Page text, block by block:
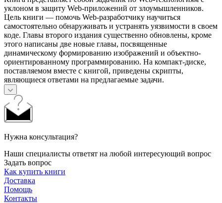
уклоном в защиту Web-приложений от злоумышленников.
Цель книги — помочь Web-разработчику научиться
самостоятельно обнаруживать и устранять уязвимости в своем
коде. Главы второго издания существенно обновлены, кроме
этого написаны две новые главы, посвященные
динамическому формированию изображений и объектно-
ориентированному программированию. На компакт-диске,
поставляемом вместе с книгой, приведены скрипты,
являющиеся ответами на предлагаемые задачи.
Нужна консультация?
Наши специалисты ответят на любой интересующий вопрос
Задать вопрос
Как купить книги
Доставка
Помощь
Контакты